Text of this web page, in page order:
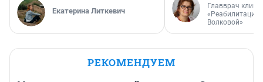
Екатерина Литкевич
Главврач
«Реабилитация
Волковой»
РЕКОМЕНДУЕМ